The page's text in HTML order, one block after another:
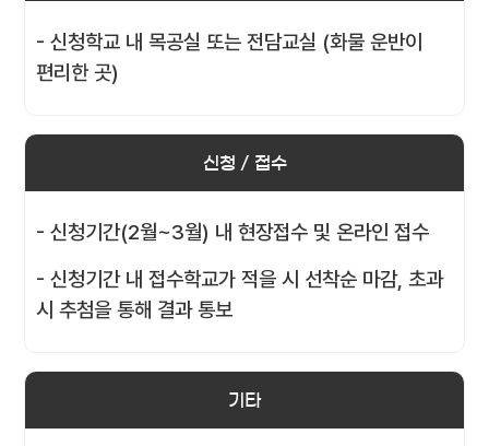
- 신청학교 내 목공실 또는 전담교실 (화물 운반이
편리한 곳)
신청 / 접수
- 신청기간(2월~3월) 내 현장접수 및 온라인 접수
- 신청기간 내 접수학교가 적을 시 선착순 마감, 초과
시 추첨을 통해 결과 통보
기타